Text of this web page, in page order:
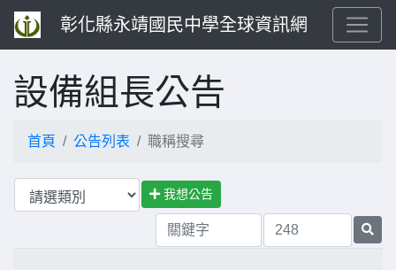
彰化縣永靖國民中學全球資訊網
設備組長公告
首頁 公告列表 職稱搜尋
我想公告